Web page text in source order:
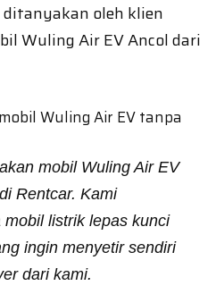
oleh klien
Wuling Air EV Ancol dari
Wuling Air EV tanpa
mobil Wuling Air EV
Rentcar. Kami
listrik lepas kunci
ingin menyetir sendiri
dari kami.